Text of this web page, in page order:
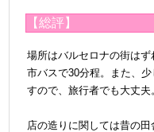
【総評】
場所はバルセロナの街は
市バスで30分程。また、
すので、旅行者でも大丈夫
店の造りに関しては昔の